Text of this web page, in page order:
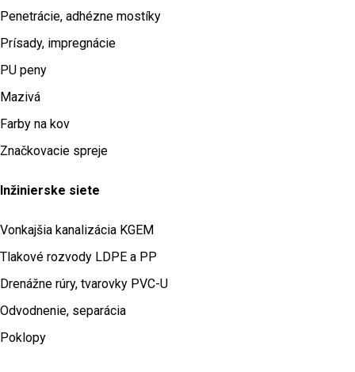
Penetrácie, adhézne mostíky
Prísady, impregnácie
PU peny
Mazivá
Farby na kov
Značkovacie spreje
Inžinierske siete
Vonkajšia kanalizácia KGEM
Tlakové rozvody LDPE a PP
Drenážne rúry, tvarovky PVC-U
Odvodnenie, separácia
Poklopy